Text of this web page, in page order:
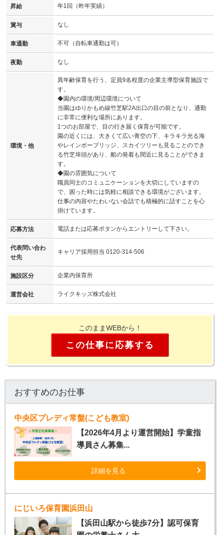
昇給 年1回（昨年実績）
賞与 なし
車通勤 不可（自転車通勤は可）
夜勤 なし
環境・他
異年齢保育を行う、定員9名程度の企業主導型保育施設で
す。
◆園内の環境/周辺環境について
当園はゆりかもめ線竹芝駅2A出口の目の前となり、通勤
に非常に便利な場所にあります。
1つのお部屋で、目の行き届く保育が可能です。
園の近くには、大きくて広い青空の下、キラキラ光る海
やレインボーブリッジ、スカイツリーも見ることのでき
る竹芝埠頭があり、船の発着も間近に見ることができま
す。
◆園の雰囲気について
職員同士のコミュニケーションを大切にしていますの
で、困った時には気軽に相談できる環境がございます。
仕事の内容やたわいない会話でも積極的に話すことを心
掛けています。
応募方法 電話または応募ボタンからエントリーして下さい。
代表問い合わ
せ先
キャリア採用担当 0120-314-506
施設区分 企業内保育所
運営会社 ライクキッズ株式会社
このままWEBから！
この仕事に応募する
おすすめのお仕事
中央区プレディ常盤(こども教室)
【2026年4月より運営開始】学童指
導員さん募集...
詳細を見る
にじいろ保育園浜田山
【浜田山駅から徒歩7分】認可保育